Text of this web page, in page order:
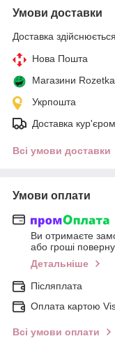
Умови доставки
Доставка
Нова Пошта
Магазини Rozetka
Укрпошта
Доставка кур'єром
Всі умови доставки
Умови оплати
Ви отримаєте
або гроші
Детальніше
Післяплата
Оплата картою
Всі умови оплати